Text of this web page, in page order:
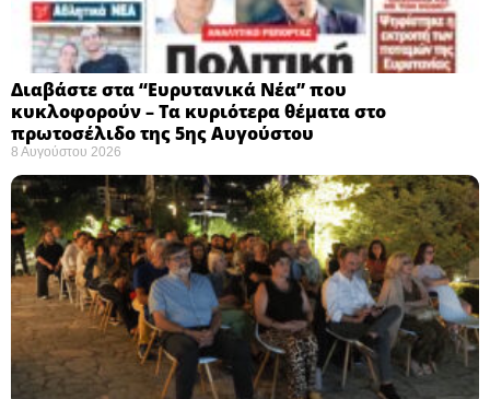
Διαβάστε στα “Ευρυτανικά Νέα” που
κυκλοφορούν – Τα κυριότερα θέματα στο
πρωτοσέλιδο της 5ης Αυγούστου
8 Αυγούστου 2026